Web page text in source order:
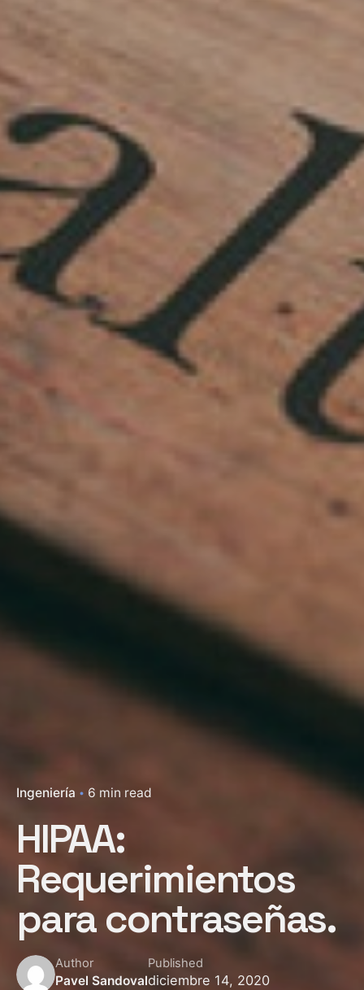
Ingeniería 6 min read
HIPAA:
Requerimientos
para contraseñas.
Author
Pavel Sandoval
Published
diciembre 14, 2020